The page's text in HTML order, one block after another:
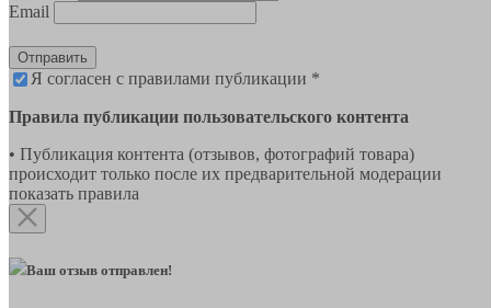
Email
Отправить
Я согласен с правилами публикации *
Правила публикации пользовательского контента
• Публикация контента (отзывов, фотографий товара)
происходит только после их предварительной модерации
показать правила
Ваш отзыв отправлен!